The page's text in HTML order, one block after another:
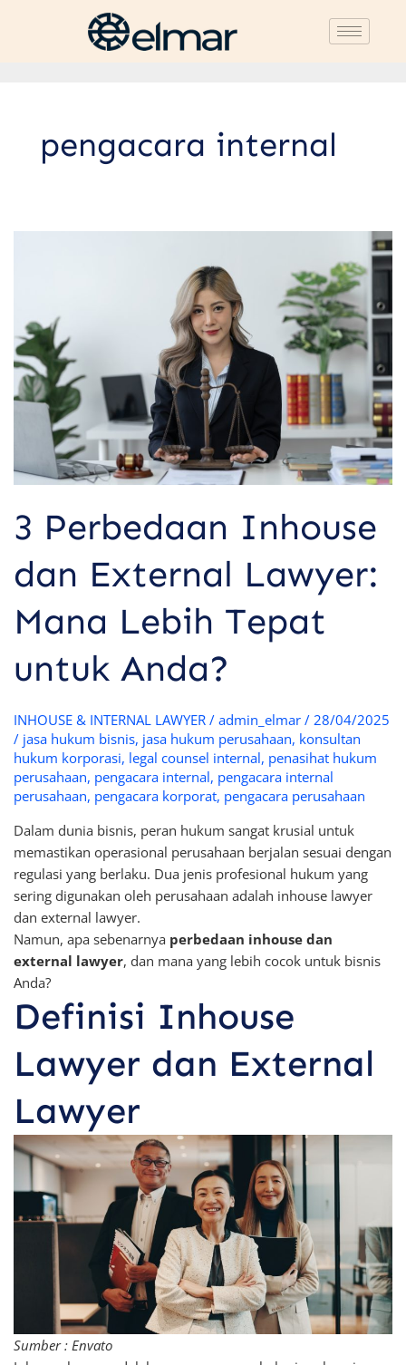
pengacara internal
3 Perbedaan Inhouse
dan External Lawyer:
Mana Lebih Tepat
untuk Anda?
INHOUSE & INTERNAL LAWYER/ admin_elmar / 28/04/2025
/ jasa hukum bisnis, jasa hukum perusahaan, konsultan
hukum korporasi, legal counsel internal, penasihat hukum
perusahaan, pengacara internal, pengacara internal
perusahaan, pengacara korporat, pengacara perusahaan
Dalam dunia bisnis, peran hukum sangat krusial untuk
memastikan operasional perusahaan berjalan sesuai dengan
regulasi yang berlaku. Dua jenis profesional hukum yang
sering digunakan oleh perusahaan adalah inhouse lawyer
dan external lawyer.
Namun, apa sebenarnya perbedaan inhouse dan
external lawyer, dan mana yang lebih cocok untuk bisnis
Anda?
Definisi Inhouse
Lawyer dan External
Lawyer
Sumber : Envato
External
Lawyer:
Mana
Lebih